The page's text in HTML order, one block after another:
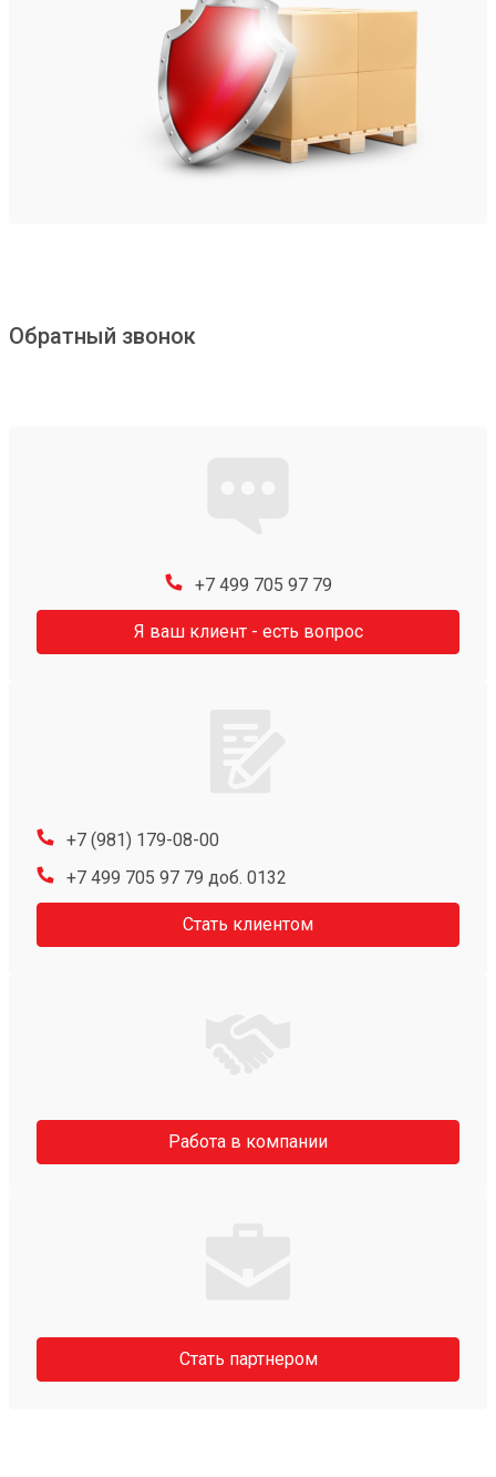
Обратный звонок
+7 499 705 97 79
Я ваш клиент - есть вопрос
+7 (981) 179-08-00
+7 499 705 97 79 доб. 0132
Стать клиентом
Работа в компании
Стать партнером